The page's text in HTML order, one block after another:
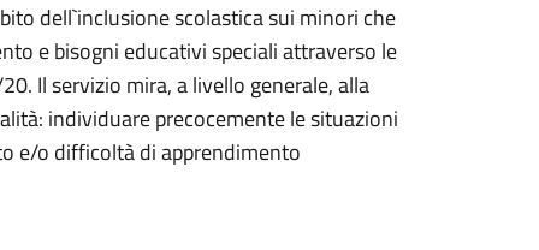
dell`inclusione scolastica sui minori che
e bisogni educativi speciali attraverso le
Il servizio mira, a livello generale, alla
individuare precocemente le situazioni
e/o difficoltà di apprendimento